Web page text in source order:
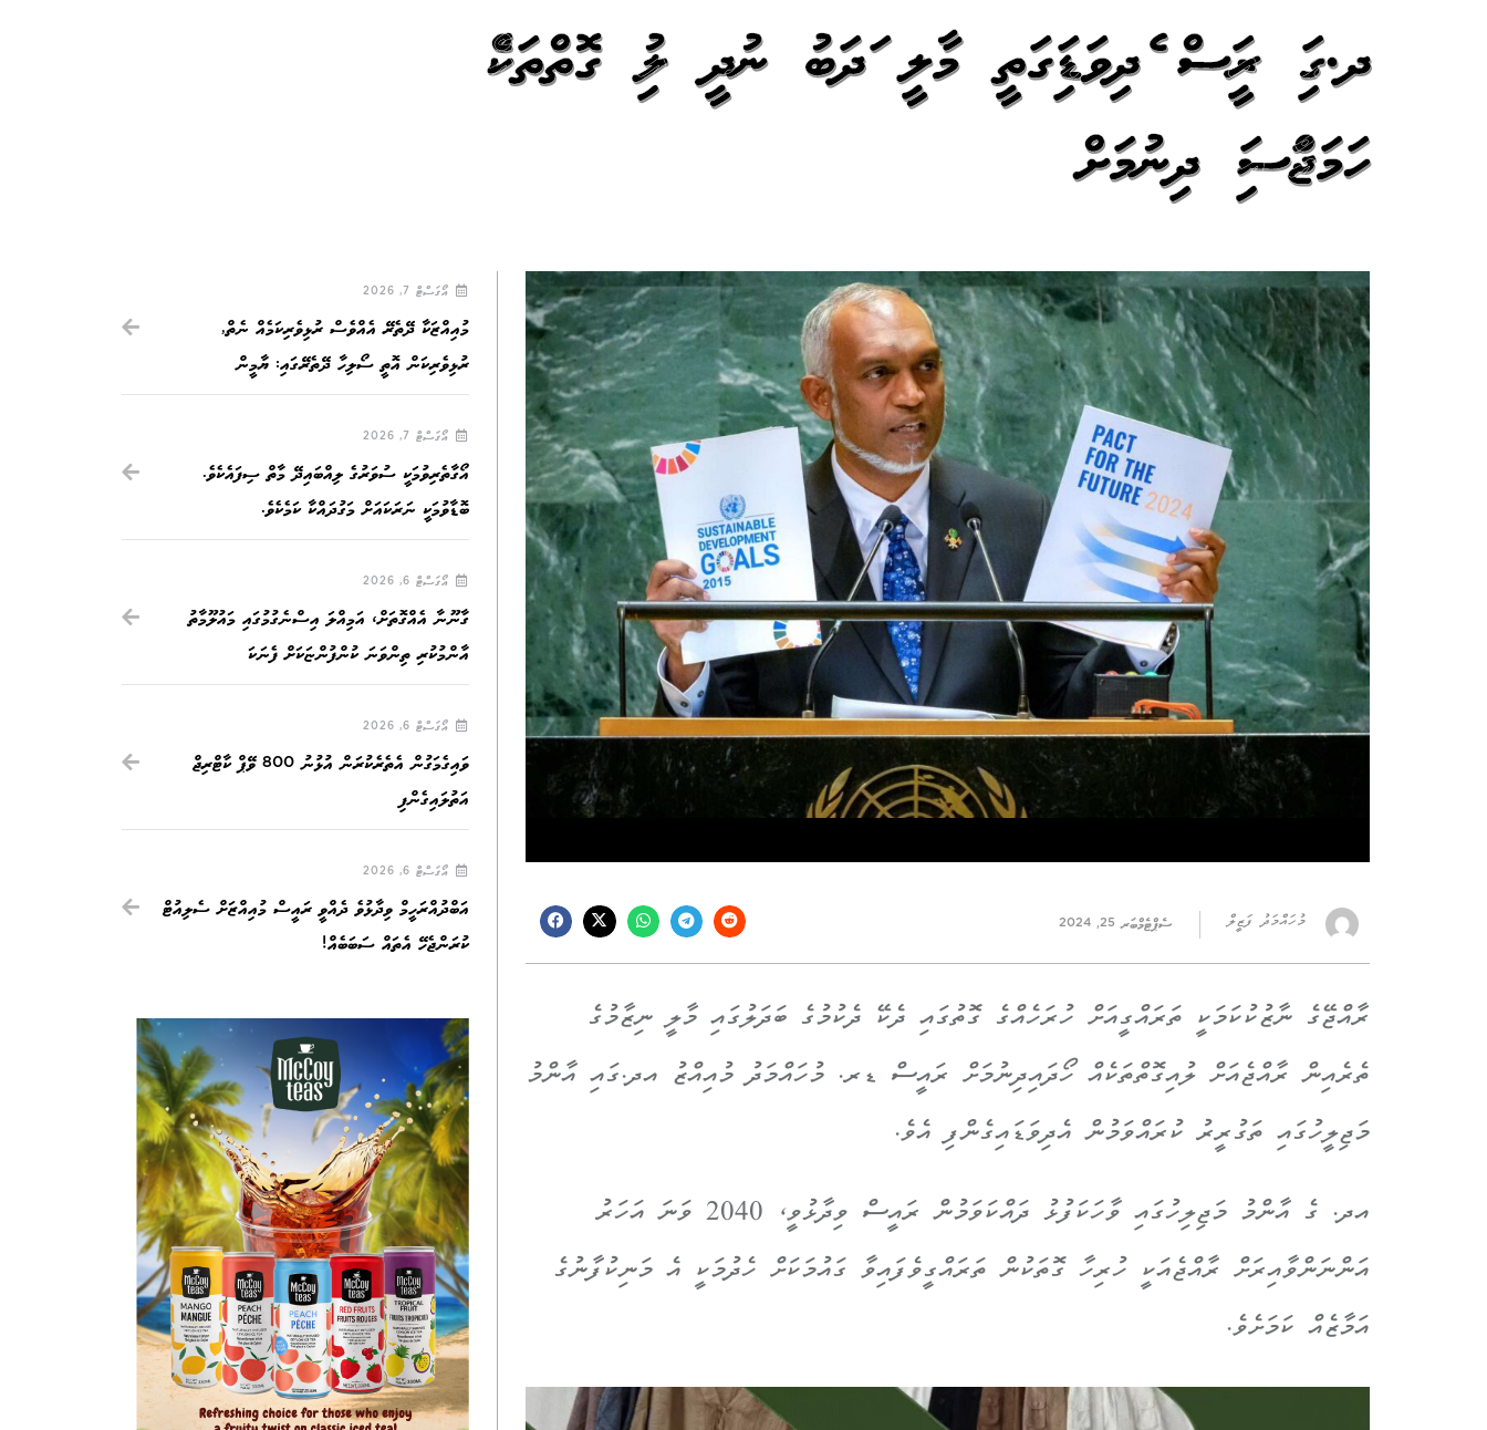
އދ.ގައި ރައީސް އެދިވަޑައިގަތީ މާލީ އަދަބު ނުދީ ލުއި ގޮތްތަކެއް
ހަމަޖައްސައި ދިނުމަށް
މުހައްމަދު ފަޒީލް ސެޕްޓެމްބަރ 25, 2024
ރާއްޖޭގެ ނާޒުކުކަމަކީ ތަރައްގީއަށް ހުރަހެއްގެ ގޮތުގައި ދެކޭ ދެކުމުގެ ބަދަލުގައި މާލީ ނިޒާމުގެ
ތެރެއިން ރާއްޖެއަށް ލުއިގޮތްތަކެއް ހޯދައިދިނުމަށް ރައީސް ޑރ. މުހައްމަދު މުއިއްޒު އދ.ގައި އާންމު
މަޖިލީހުގައި ތަގުރީރު ކުރައްވަމުން އެދިވަޑައިގެންފި އެވެ.
އދ. ގެ އާންމު މަޖިލިހުގައި ވާހަކަފުޅު ދައްކަވަމުން ރައީސް ވިދާޅުވީ، 2040 ވަނަ އަހަރު
އަންނަންވާއިރަށް ރާއްޖެއަކީ ހުރިހާ ގޮތަކުން ތަރައްގީވެފައިވާ ގައުމަކަށް ހެދުމަކީ އެ މަނިކުފާނުގެ
އަމާޒެއް ކަމަށެވެ.
އޯގަސްޓް 7, 2026
މުއިއްޒަކާ ދޭތެރޭ އެއްވެސް ރުޅިވެރިކަމެއް ނެތް,
ރުޅިވެރިކަން އޮތީ ސޯލިހާ ދޭތެރޭގައި: ޔާމީން
އޯގަސްޓް 7, 2026
އޯގާތެރިވުމަކީ ސުވަރުގެ ލިއްބައިދޭ މާތް ސިފައެކެވެ.
ބޮޑާވުމަކީ ނަރަކައަށް މަގުދައްކާ ކަމެކެވެ.
އޯގަސްޓް 6, 2026
ގާނޫނާ އެއްގޮތަށް، އަމިއްލަ އިސްނެގުމުގައި މައުލޫމާތު
އާންމުކުރި ތިންވަނަ ކުންފުންޏަކަށް ފެނަކަ
އޯގަސްޓް 6, 2026
ވައިގެމަގުން އެތެރެކުރަން އުޅުނު 800 ވޭޕް ކާޓްރިޖް
އަތުލައިގެންފި
އޯގަސްޓް 6, 2026
އަބްދުއްރަހީމް ވިދާޅުވެ ދެއްވީ ރައީސް މުއިއްޒަށް ސެލިއުޓް
ކުރަންޖެހޭ އެތައް ސަބަބެއް!